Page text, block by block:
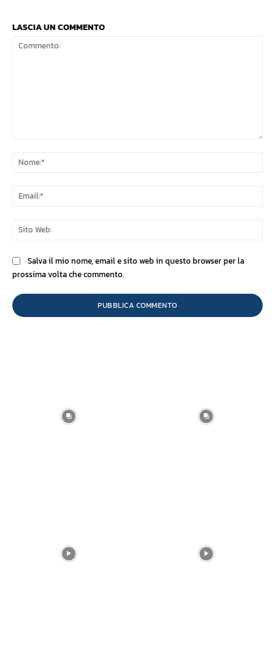
LASCIA UN COMMENTO
Salva il mio nome, email e sito web in questo browser per la
prossima volta che commento.